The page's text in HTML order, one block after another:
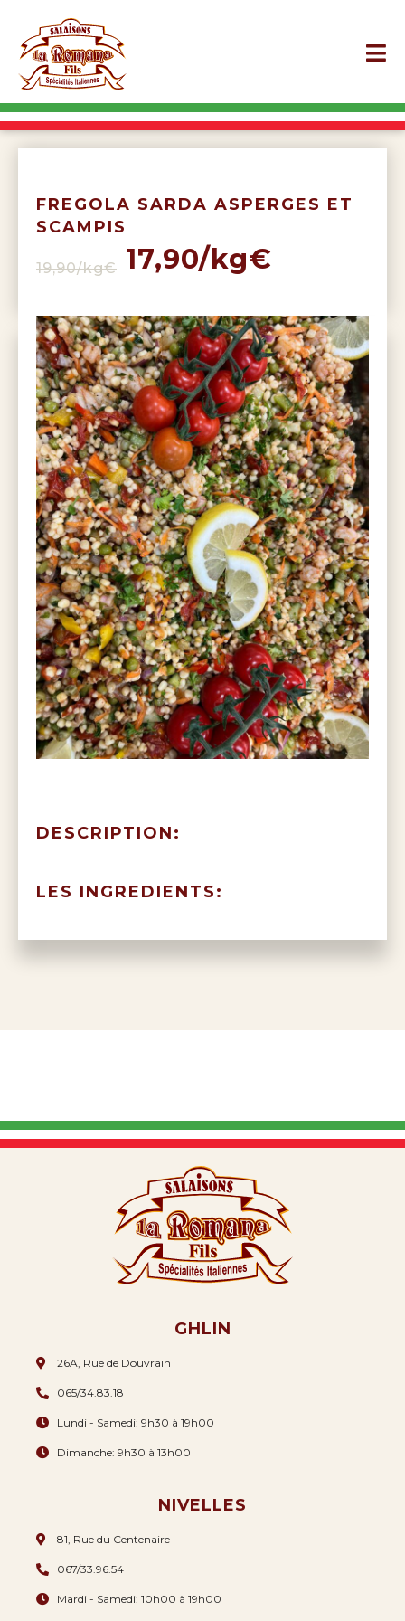
FREGOLA SARDA ASPERGES ET
SCAMPIS
19,90/kg€ 17,90/kg€
DESCRIPTION:
LES INGREDIENTS:
GHLIN
26A, Rue de Douvrain
065/34.83.18
Lundi - Samedi: 9h30 à 19h00
Dimanche: 9h30 à 13h00
NIVELLES
81, Rue du Centenaire
067/33.96.54
Mardi - Samedi: 10h00 à 19h00